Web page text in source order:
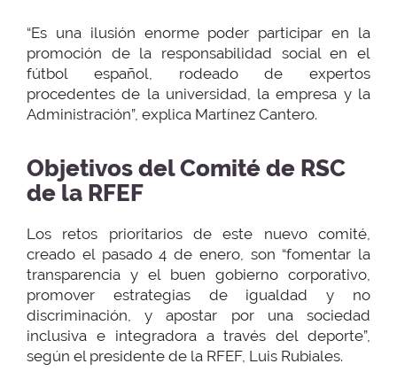
“Es una ilusión enorme poder participar en la
promoción de la responsabilidad social en el
fútbol español, rodeado de expertos
procedentes de la universidad, la empresa y la
Administración”, explica Martínez Cantero.
Objetivos del Comité de RSC
de la RFEF
Los retos prioritarios de este nuevo comité,
creado el pasado 4 de enero, son “fomentar la
transparencia y el buen gobierno corporativo,
promover estrategias de igualdad y no
discriminación, y apostar por una sociedad
inclusiva e integradora a través del deporte”,
según el presidente de la RFEF, Luis Rubiales.